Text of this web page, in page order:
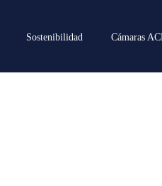
Sostenibilidad Cámaras